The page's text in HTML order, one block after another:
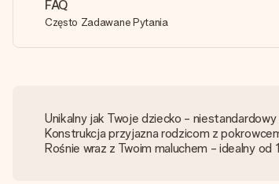
FAQ
Często Zadawane Pytania
Unikalny jak Twoje dziecko -
Konstrukcja przyjazna rodzicom z
Rośnie wraz z Twoim maluchem - idealny od